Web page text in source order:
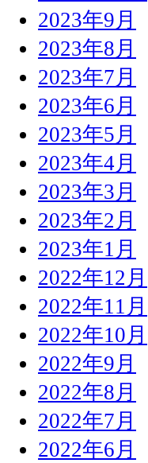
2023年9月
2023年8月
2023年7月
2023年6月
2023年5月
2023年4月
2023年3月
2023年2月
2023年1月
2022年12月
2022年11月
2022年10月
2022年9月
2022年8月
2022年7月
2022年6月